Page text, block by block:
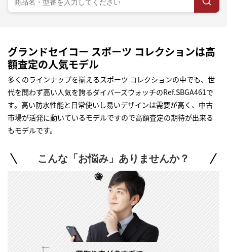
グランドセイコー スポーツ コレクションは高
額査定の人気モデル
多くのラインナップを揃えるスポーツ コレクションの中でも、世
代を問わず高い人気を誇るダイバーズウォッチのRef.SBGA461で
す。高い防水性能と日常使いし易いデザインは需要が高く、中古
市場が活発に動いているモデルですので高額査定の期待が出来る
もモデルです。
こんな「お悩み」ありませんか？